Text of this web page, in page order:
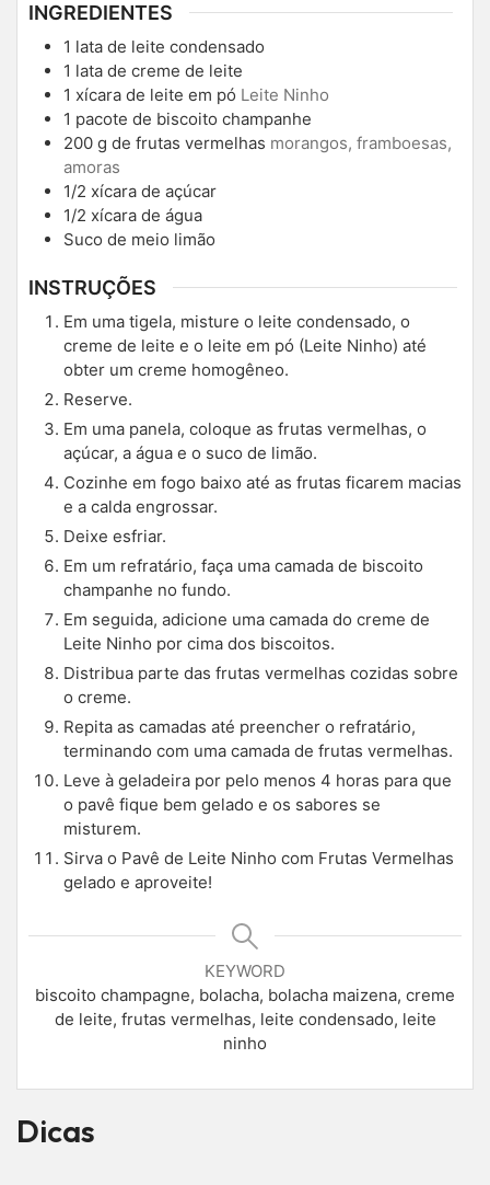
INGREDIENTES
1 lata de leite condensado
1 lata de creme de leite
1 xícara de leite em pó Leite Ninho
1 pacote de biscoito champanhe
200 g de frutas vermelhas morangos, framboesas,
amoras
1/2 xícara de açúcar
1/2 xícara de água
Suco de meio limão
INSTRUÇÕES
Em uma tigela, misture o leite condensado, o
creme de leite e o leite em pó (Leite Ninho) até
obter um creme homogêneo.
Reserve.
Em uma panela, coloque as frutas vermelhas, o
açúcar, a água e o suco de limão.
Cozinhe em fogo baixo até as frutas ficarem macias
e a calda engrossar.
Deixe esfriar.
Em um refratário, faça uma camada de biscoito
champanhe no fundo.
Em seguida, adicione uma camada do creme de
Leite Ninho por cima dos biscoitos.
Distribua parte das frutas vermelhas cozidas sobre
o creme.
Repita as camadas até preencher o refratário,
terminando com uma camada de frutas vermelhas.
Leve à geladeira por pelo menos 4 horas para que
o pavê fique bem gelado e os sabores se
misturem.
Sirva o Pavê de Leite Ninho com Frutas Vermelhas
gelado e aproveite!
KEYWORD
biscoito champagne, bolacha, bolacha maizena, creme
de leite, frutas vermelhas, leite condensado, leite
ninho
Dicas